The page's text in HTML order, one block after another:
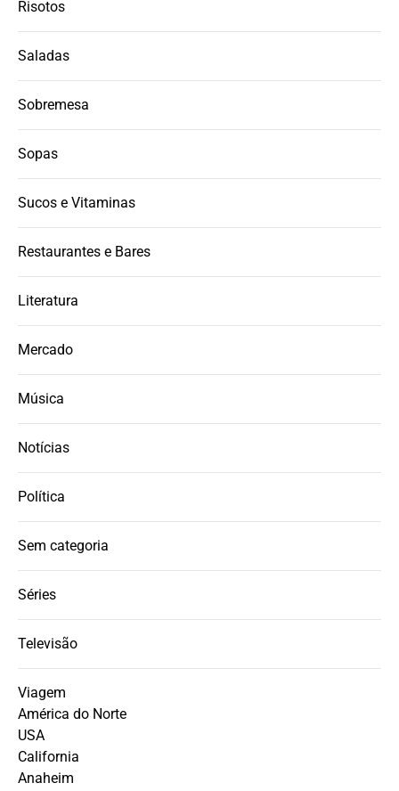
Risotos
Saladas
Sobremesa
Sopas
Sucos e Vitaminas
Restaurantes e Bares
Literatura
Mercado
Música
Notícias
Política
Sem categoria
Séries
Televisão
Viagem
América do Norte
USA
California
Anaheim